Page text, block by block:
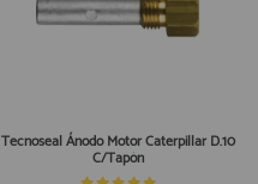
Tecnoseal Ánodo Motor Caterpillar D.10
C/Tapón